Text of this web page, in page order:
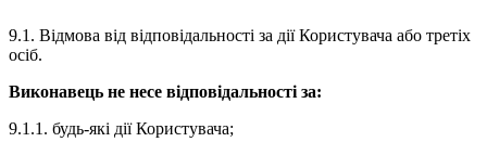
9.1. Відмова від відповідальності за дії Користувача або третіх
осіб.
Виконавець не несе відповідальності за:
9.1.1. будь-які дії Користувача;